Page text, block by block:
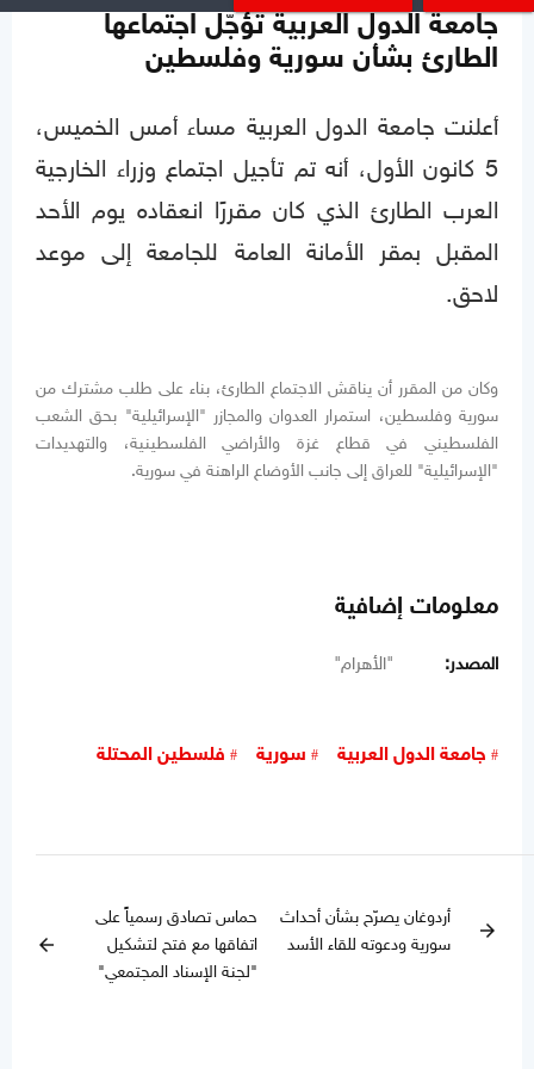
جامعة الدول العربية تؤجّل اجتماعها
الطارئ بشأن سورية وفلسطين
أعلنت جامعة الدول العربية مساء أمس الخميس،
5 كانون الأول، أنه تم تأجيل اجتماع وزراء الخارجية
العرب الطارئ الذي كان مقررًا انعقاده يوم الأحد
المقبل بمقر الأمانة العامة للجامعة إلى موعد
لاحق.
وكان من المقرر أن يناقش الاجتماع الطارئ، بناء على طلب مشترك من
سورية وفلسطين، استمرار العدوان والمجازر "الإسرائيلية" بحق الشعب
الفلسطيني في قطاع غزة والأراضي الفلسطينية، والتهديدات
"الإسرائيلية" للعراق إلى جانب الأوضاع الراهنة في سورية.
معلومات إضافية
المصدر: "الأهرام"
جامعة الدول العربية سورية فلسطين المحتلة
arrow_forward
أردوغان يصرّح بشأن أحداث
سورية ودعوته للقاء الأسد
حماس تصادق رسمياً على
اتفاقها مع فتح لتشكيل
"لجنة الإسناد المجتمعي"
arrow_back